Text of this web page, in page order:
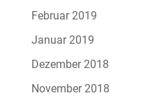
Februar 2019
Januar 2019
Dezember 2018
November 2018